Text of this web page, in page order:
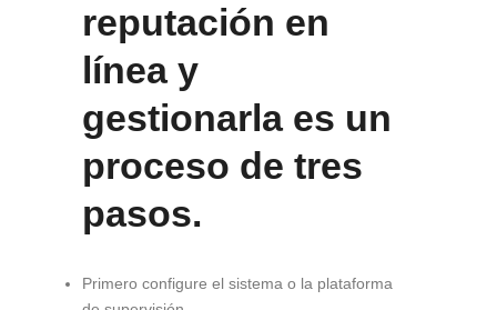
reputación en
línea y
gestionarla es un
proceso de tres
pasos.
Primero configure el sistema o la plataforma